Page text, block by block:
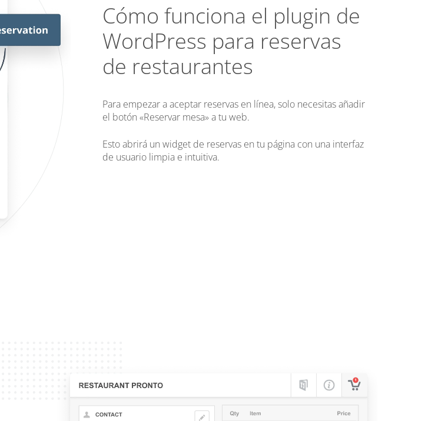
Cómo funciona el plugin de
WordPress para reservas
de restaurantes
Para empezar a aceptar reservas en línea, solo necesitas añadir
el botón «Reservar mesa» a tu web.
Esto abrirá un widget de reservas en tu página con una interfaz
de usuario limpia e intuitiva.